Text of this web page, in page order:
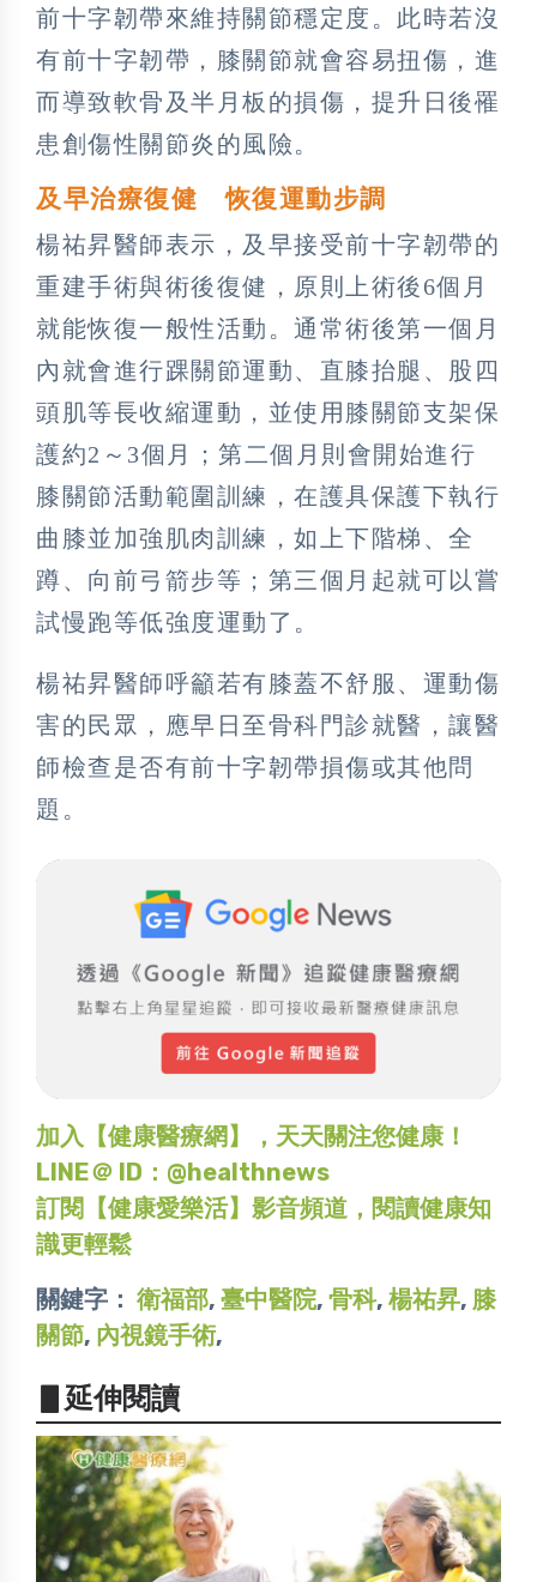
前十字韌帶來維持關節穩定度。此時若沒
有前十字韌帶，膝關節就會容易扭傷，進
而導致軟骨及半月板的損傷，提升日後罹
患創傷性關節炎的風險。
及早治療復健 恢復運動步調
楊祐昇醫師表示，及早接受前十字韌帶的
重建手術與術後復健，原則上術後6個月
就能恢復一般性活動。通常術後第一個月
內就會進行踝關節運動、直膝抬腿、股四
頭肌等長收縮運動，並使用膝關節支架保
護約2～3個月；第二個月則會開始進行
膝關節活動範圍訓練，在護具保護下執行
曲膝並加強肌肉訓練，如上下階梯、全
蹲、向前弓箭步等；第三個月起就可以嘗
試慢跑等低強度運動了。
楊祐昇醫師呼籲若有膝蓋不舒服、運動傷
害的民眾，應早日至骨科門診就醫，讓醫
師檢查是否有前十字韌帶損傷或其他問
題。
加入【健康醫療網】，天天關注您健康！
LINE＠ ID：@healthnews
訂閱【健康愛樂活】影音頻道，閱讀健康知
識更輕鬆
關鍵字： 衛福部, 臺中醫院, 骨科, 楊祐昇, 膝
關節, 內視鏡手術,
▋延伸閱讀